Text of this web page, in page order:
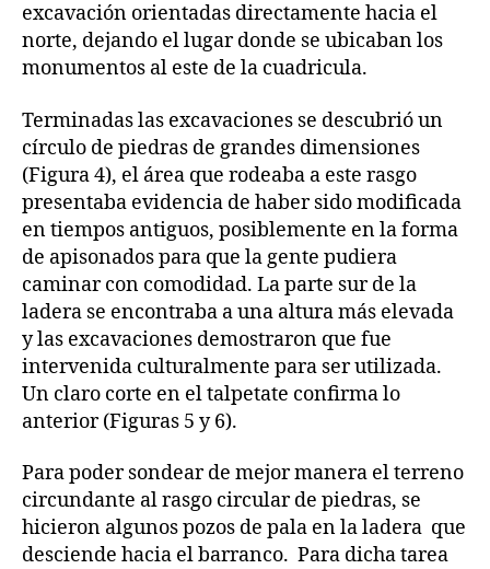
excavación orientadas directamente hacia el
norte, dejando el lugar donde se ubicaban los
monumentos al este de la cuadricula.
Terminadas las excavaciones se descubrió un
círculo de piedras de grandes dimensiones
(Figura 4), el área que rodeaba a este rasgo
presentaba evidencia de haber sido modificada
en tiempos antiguos, posiblemente en la forma
de apisonados para que la gente pudiera
caminar con comodidad. La parte sur de la
ladera se encontraba a una altura más elevada
y las excavaciones demostraron que fue
intervenida culturalmente para ser utilizada.
Un claro corte en el talpetate confirma lo
anterior (Figuras 5 y 6).
Para poder sondear de mejor manera el terreno
circundante al rasgo circular de piedras, se
hicieron algunos pozos de pala en la ladera que
desciende hacia el barranco. Para dicha tarea